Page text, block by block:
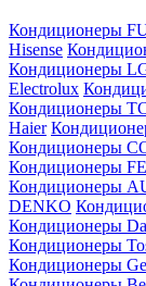
Кондиционеры
Hisense
Кондиционеры
Electrolux
Кондиционеры
Haier
Кондиционеры
Кондиционеры
Кондиционеры
DENKO
Кондиционеры
Кондиционеры
Кондиционеры